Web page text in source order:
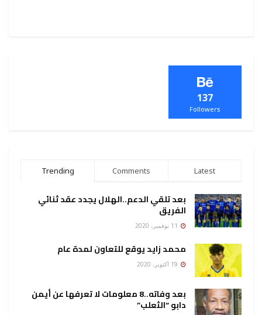
137
Followers
Trending Comments Latest
بعد تلقي الدعم..الهلال يجدد عقد ثنائي
الفريق
محمد زايد يوقع للتعاون لمدة عام
بعد وفاته..8 معلومات لا تعرفها عن أيمن
دابو “الثعلب”